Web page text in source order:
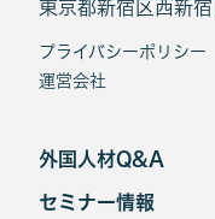
東京都新宿区西新
プライバシーポリシー
運営会社
外国人材Q&A
セミナー情報